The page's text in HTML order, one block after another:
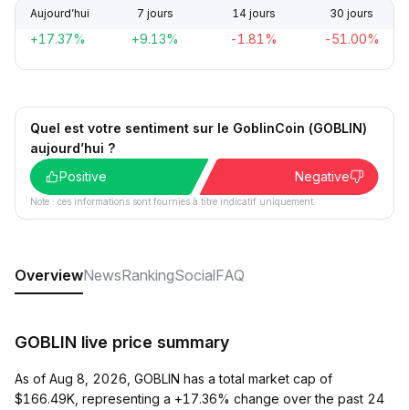
Aujourd’hui 7 jours 14 jours 30 jours
+17.37% +9.13% -1.81% -51.00%
Quel est votre sentiment sur le GoblinCoin (GOBLIN)
aujourd’hui ?
Positive
Negative
Note : ces informations sont fournies à titre indicatif uniquement.
OverviewNewsRankingSocialFAQ
GOBLIN live price summary
As of Aug 8, 2026, GOBLIN has a total market cap of
$166.49K, representing a +17.36% change over the past 24